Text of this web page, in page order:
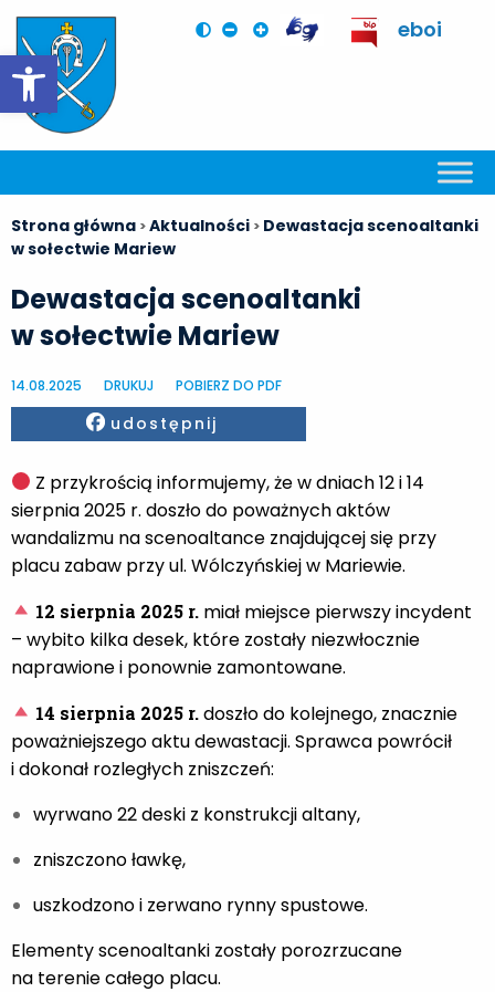
Otwórz pasek narzędzi
eboi
Strona główna >Aktualności > Dewastacja scenoaltanki
w sołectwie Mariew
Dewastacja scenoaltanki
w sołectwie Mariew
14.08.2025 DRUKUJ POBIERZ DO PDF
Facebook
udostępnij
Z przykrością informujemy, że w dniach 12 i 14
sierpnia 2025 r. doszło do poważnych aktów
wandalizmu na scenoaltance znajdującej się przy
placu zabaw przy ul. Wólczyńskiej w Mariewie.
12 sierpnia 2025 r. miał miejsce pierwszy incydent
– wybito kilka desek, które zostały niezwłocznie
naprawione i ponownie zamontowane.
14 sierpnia 2025 r.doszło do kolejnego, znacznie
poważniejszego aktu dewastacji. Sprawca powrócił
i dokonał rozległych zniszczeń:
wyrwano 22 deski z konstrukcji altany,
zniszczono ławkę,
uszkodzono i zerwano rynny spustowe.
Elementy scenoaltanki zostały porozrzucane
na terenie całego placu.